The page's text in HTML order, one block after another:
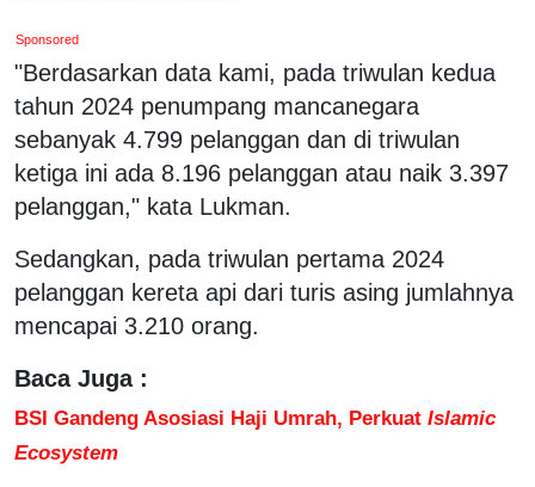
Sponsored
"Berdasarkan data kami, pada triwulan kedua
tahun 2024 penumpang mancanegara
sebanyak 4.799 pelanggan dan di triwulan
ketiga ini ada 8.196 pelanggan atau naik 3.397
pelanggan," kata Lukman.
Sedangkan, pada triwulan pertama 2024
pelanggan kereta api dari turis asing jumlahnya
mencapai 3.210 orang.
Baca Juga :
BSI Gandeng Asosiasi Haji Umrah, Perkuat Islamic
Ecosystem